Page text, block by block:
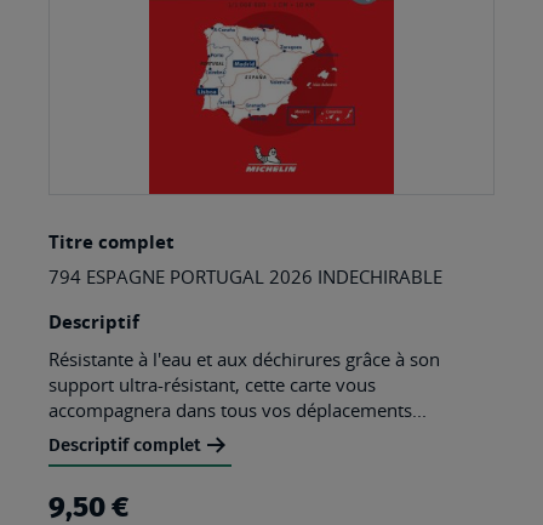
to
the
beginning
of
the
images
gallery
Titre complet
794 ESPAGNE PORTUGAL 2026 INDECHIRABLE
Descriptif
Résistante à l'eau et aux déchirures grâce à son
support ultra-résistant, cette carte vous
accompagnera dans tous vos déplacements...
Descriptif complet
9,50 €